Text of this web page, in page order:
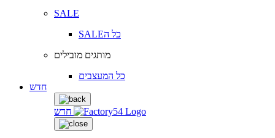
SALE
SALEכל ה
מותגים מובילים
כל המעצבים
חדש
חדש